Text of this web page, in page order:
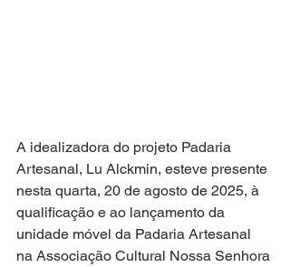
A idealizadora do projeto Padaria
Artesanal, Lu Alckmin, esteve presente
nesta quarta, 20 de agosto de 2025, à
qualificação e ao lançamento da
unidade móvel da Padaria Artesanal
na Associação Cultural Nossa Senhora